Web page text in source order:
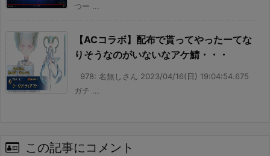
つー ...
【ACコラボ】配布で貰ってやったーてな
りそうなのがいないなアケ鯖・・・
978: 名無しさん 2023/04/16(日) 19:04:54.675
ガチ ...
この記事にコメント